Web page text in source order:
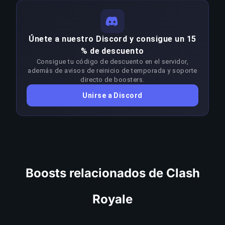
meta, patrones de enfrentamiento, estrategias
óptimas y sentido de juego en estos niveles.
Ganar de forma constante en el tramo Arena–
Arena requiere una habilidad muy superior al
rango objetivo. Los boosters adaptan su
enfoque en cada parche para mantenerse por
delante del meta; cualquier caída sostenida del
rendimiento activa una reasignación inmediata
sin coste adicional.
Únete a nuestro Discord y consigue un 15
% de descuento
Consigue tu código de descuento en el servidor,
además de avisos de reinicio de temporada y soporte
directo de boosters.
Unirse a Discord
Boosts relacionados de Clash
Royale